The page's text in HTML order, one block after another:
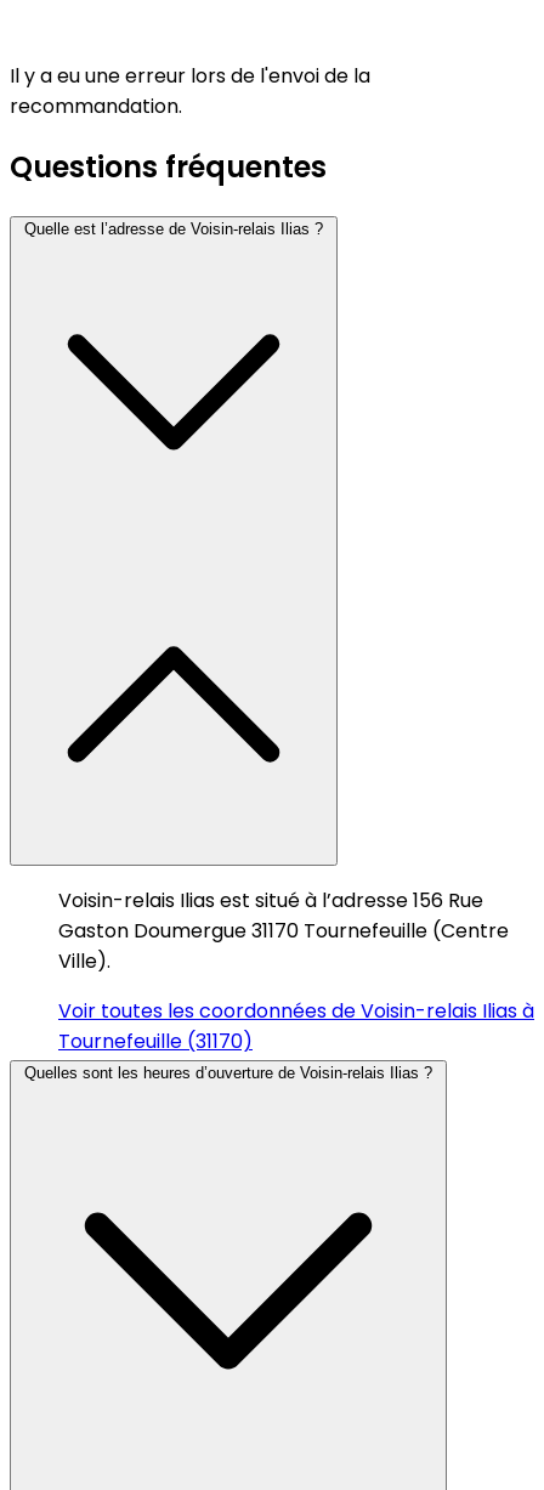
Il y a eu une erreur lors de l'envoi de la
recommandation.
Questions fréquentes
Quelle est l’adresse de Voisin-relais Ilias ?
Voisin-relais Ilias est situé à l’adresse 156 Rue
Gaston Doumergue 31170 Tournefeuille (Centre
Ville).
Voir toutes les coordonnées de Voisin-relais Ilias à
Tournefeuille (31170)
Quelles sont les heures d’ouverture de Voisin-relais Ilias ?